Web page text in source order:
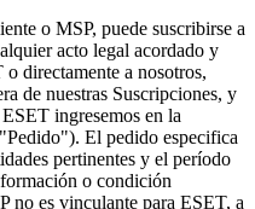
o MSP, puede suscribirse a
acto legal acordado y
directamente a nosotros,
de nuestras Suscripciones, y
ingresemos en la
Pedido"). El pedido especifica
pertinentes y el período
o condición
no es vinculante para ESET, a